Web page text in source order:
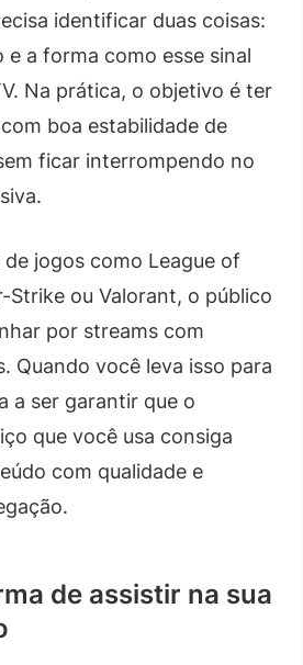
identificar duas coisas:
a forma como esse sinal
Na prática, o objetivo é ter
boa estabilidade de
ficar interrompendo no
jogos como League of
Strike ou Valorant, o público
por streams com
Quando você leva isso para
a ser garantir que o
que você usa consiga
com qualidade e
de assistir na sua